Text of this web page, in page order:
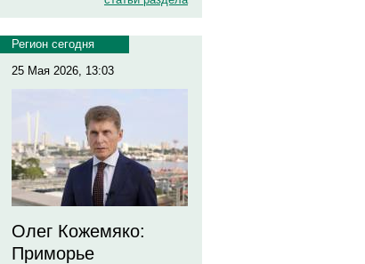
Регион сегодня
25 Мая 2026, 13:03
Олег Кожемяко:
Приморье